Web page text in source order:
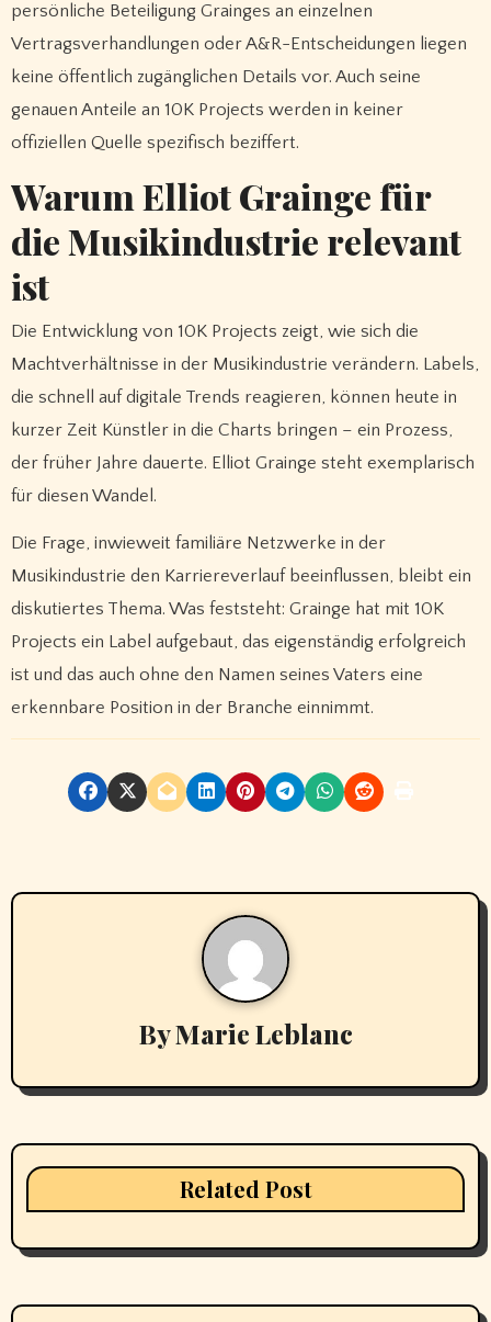
persönliche Beteiligung Grainges an einzelnen
Vertragsverhandlungen oder A&R-Entscheidungen liegen
keine öffentlich zugänglichen Details vor. Auch seine
genauen Anteile an 10K Projects werden in keiner
offiziellen Quelle spezifisch beziffert.
Warum Elliot Grainge für
die Musikindustrie relevant
ist
Die Entwicklung von 10K Projects zeigt, wie sich die
Machtverhältnisse in der Musikindustrie verändern. Labels,
die schnell auf digitale Trends reagieren, können heute in
kurzer Zeit Künstler in die Charts bringen – ein Prozess,
der früher Jahre dauerte. Elliot Grainge steht exemplarisch
für diesen Wandel.
Die Frage, inwieweit familiäre Netzwerke in der
Musikindustrie den Karriereverlauf beeinflussen, bleibt ein
diskutiertes Thema. Was feststeht: Grainge hat mit 10K
Projects ein Label aufgebaut, das eigenständig erfolgreich
ist und das auch ohne den Namen seines Vaters eine
erkennbare Position in der Branche einnimmt.
ByMarie Leblanc
Related Post